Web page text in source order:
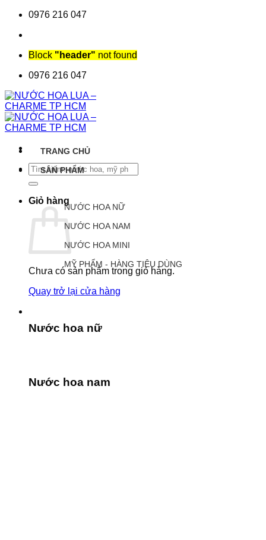
Chuyển0976 216 047
Block "header" not found
0976 216 047
Tìm
kiếm:
Giỏ hàng
Chưa có sản phẩm trong giỏ hàng.
Quay trở lại cửa hàng
TRANG CHỦ
SẢN PHẨM
NƯỚC HOA NỮ
NƯỚC HOA NAM
NƯỚC HOA MINI
MỸ PHẨM - HÀNG TIÊU DÙNG
Nước hoa nữ
Nước hoa nam